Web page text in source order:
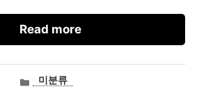
Read more
카미분류